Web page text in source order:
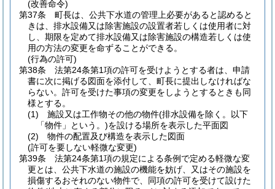
(改善命令)
第37条
町長は、公共下水道の管理上必要があると認めると
きは、排水設備又は除害施設の設置者若しくは使用者に対
し、期限を定めて排水設備又は除害施設の構造若しくは使
用の方法の変更を命ずることができる。
(行為の許可)
第38条
法第24条第1項の許可を受けようとする者は、申請
書に次に掲げる図面を添付して、町長に提出しなければな
らない。 許可を受けた事項の変更をしようとするときも同
様とする。
(1)
施設又は工作物その他の物件(排水設備を除く。以下
「物件」という。)を設ける場所を表示した平面図
(2)
物件の配置及び構造を表示した図面
(許可を要しない軽微な変更)
第39条
法第24条第1項の規定による条例で定める軽微な変
更とは、公共下水道の施設の機能を妨げ、又はその施設を
損傷するおそれのない物件で、同項の許可を受けて設けた